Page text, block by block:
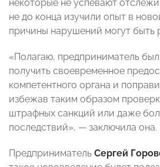
некоторые не успевают
не до конца изучили опыт в
причины нарушений могут быть
«Полагаю, предприниматель
получить своевременное
компетентного органа и
избежав таким образом
штрафных санкций или даже
последствий», — заключила она.
Предприниматель Сергей